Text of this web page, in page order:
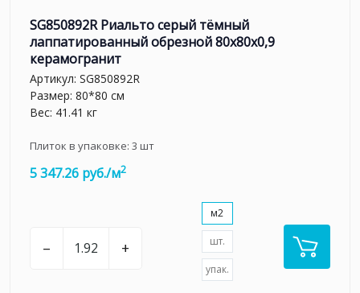
SG850892R Риальто серый тёмный
лаппатированный обрезной 80x80x0,9
керамогранит
Артикул: SG850892R
Размер: 80*80 см
Вес: 41.41 кг
Плиток в упаковке: 3 шт
5 347.26 руб./м2
– +
м2
шт.
упак.